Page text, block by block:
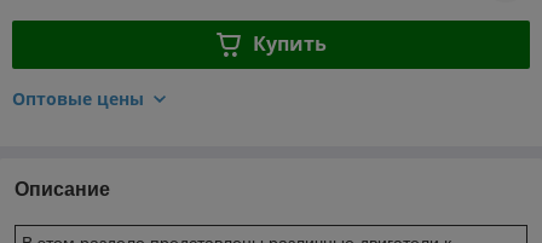
Купить
Оптовые цены
Описание